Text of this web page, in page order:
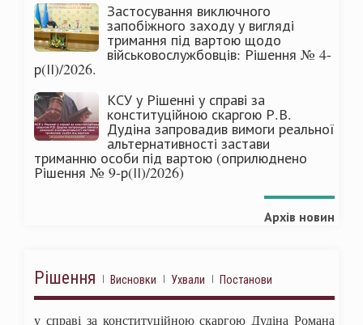
Застосування виключного
запобіжного заходу у вигляді
тримання під вартою щодо
військовослужбовців: Рішення № 4-
р(ІІ)/2026.
КСУ у Рішенні у справі за
конституційною скаргою Р.В.
Дудіна запровадив вимоги реальної
альтернативності застави
триманню особи під вартою (оприлюднено
Рішення № 9-р(ІІ)/2026)
Архів новин
Рішення Висновки Ухвали Постанови
у справі за конституційною скаргою Дудіна Романа